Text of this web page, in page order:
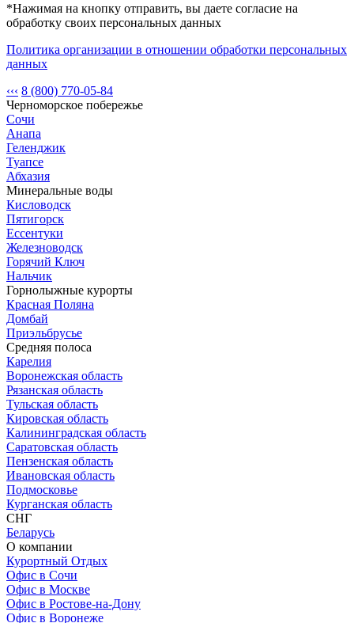
*Нажимая на кнопку отправить, вы даете согласие на
обработку своих персональных данных
Политика организации в отношении обработки персональных
данных
‹‹‹ 8 (800) 770-05-84
Черноморское побережье
Сочи
Анапа
Геленджик
Туапсе
Абхазия
Минеральные воды
Кисловодск
Пятигорск
Ессентуки
Железноводск
Горячий Ключ
Нальчик
Горнолыжные курорты
Красная Поляна
Домбай
Приэльбрусье
Средняя полоса
Карелия
Воронежская область
Рязанская область
Тульская область
Кировская область
Калининградская область
Саратовская область
Пензенская область
Ивановская область
Подмосковье
Курганская область
СНГ
Беларусь
О компании
Курортный Отдых
Офис в Сочи
Офис в Москве
Офис в Ростове-на-Дону
Офис в Воронеже